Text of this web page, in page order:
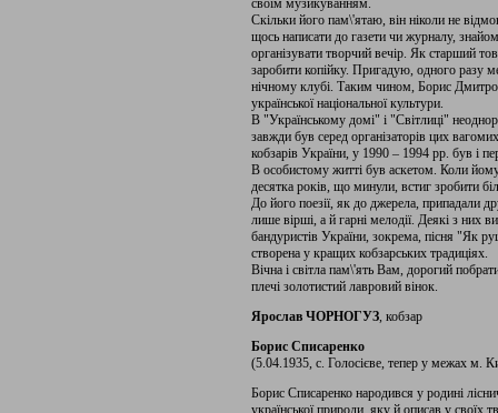
своїм музикуванням.
Скільки його пам\'ятаю, він ніколи не
щось написати до газети чи журналу,
організувати творчий вечір. Як старший
заробити копійку. Пригадую, одного разу
нічному клубі. Таким чином, Борис
української національної культури.
В "Українському домі" і "Світлиці"
завжди був серед організаторів цих
кобзарів України, у 1990 – 1994 рр. був і
В особистому житті був аскетом. Коли йому
десятка років, що минули, встиг зробити
До його поезії, як до джерела, припадали
лише вірші, а й гарні мелодії. Деякі з
бандуристів України, зокрема, пісня "Як
створена у кращих кобзарських традиціях.
Вічна і світла пам\'ять Вам, дорогий
плечі золотистий лавровий вінок.
Ярослав ЧОРНОГУЗ, кобзар
Борис Списаренко
(5.04.1935, с. Голосієве, тепер у межах м.
Борис Списаренко народився у родині
української природи, яку й описав у своїх